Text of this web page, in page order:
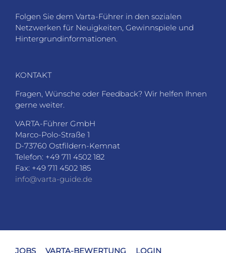
Folgen Sie dem Varta-Führer in den sozialen
Netzwerken für Neuigkeiten, Gewinnspiele und
Hintergrundinformationen.
KONTAKT
Fragen, Wünsche oder Feedback? Wir helfen Ihnen
gerne weiter.
VARTA-Führer GmbH
Marco-Polo-Straße 1
D-73760 Ostfildern-Kemnat
Telefon: +49 711 4502 182
Fax: +49 711 4502 185
info@varta-guide.de
JOBS VARTA-BEWERTUNG LOGIN